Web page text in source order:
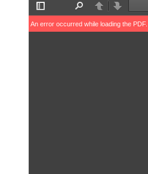
Toggle
Sidebar
PreviousNext
An error occurred while loading the PDF.